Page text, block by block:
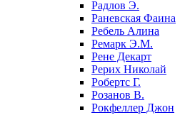
Радлов Э.
Раневская Фаина
Ребель Алина
Ремарк Э.М.
Рене Декарт
Рерих Николай
Робертс Г.
Розанов В.
Рокфеллер Джон